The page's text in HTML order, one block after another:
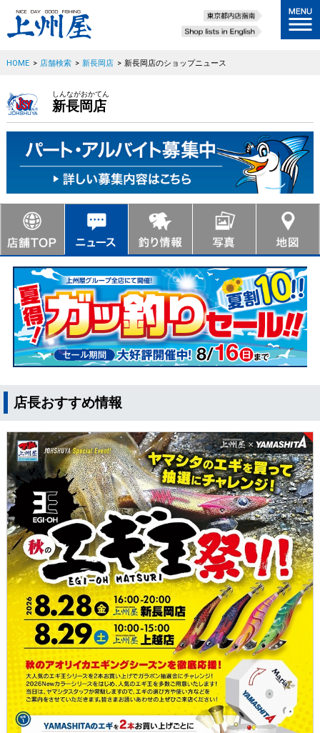
HOME > 店舗検索 > 新長岡店 > 新長岡店のショップニュース
しんながおかてん
新長岡店
店長おすすめ情報